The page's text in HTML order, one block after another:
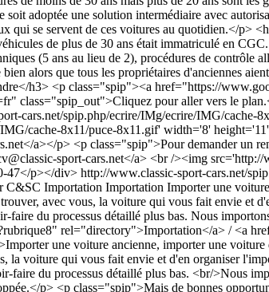
adoptée une solution intermédiaire avec
qui se servent de ces voitures au quotidien.</p>
de plus de 30 ans était immatriculé en
(5 ans au lieu de 2), procédures de contrôle
alors que tous les propriétaires d'anciennes
h3> <p class="spip"><a href="https://
class="spip_out">Cliquez pour aller vers le
cars.net/spip.php/ecrire/IMg/ecrire/IMG/cache-
cache-8x11/puce-8x11.gif' width='8'
</a></p> <p class="spip">Pour demander un
sport-cars.net</a> <br /><img src='http://
47</p></div> http://www.classic-sport-cars.net/
C&SC Importation Importation Importer une
avec vous, la voiture qui vous fait envie et
du processus détaillé plus bas. Nous
rel="directory">Importation</a> / <a
spip.php/ecrire/IMg/ecrire/IMG/cache-8x11/puce-8x11.gif' width='8' height='11' alt="-" /> Quelle voiture vous fait envie ? Une voiture de sport ? De quelle marque ?... <br /><img src='http://www.classic-sport-cars.net/spip.php/ecrire/IMg/ecrire/IMG/cache-8x11/puce-8x11.gif' width='8' height='11' alt="-" /> Quel est votre but ? Tous les intermédiaires existent entre vouloir rouler immédiatement et désirer entreprendre une restauration totale aboutissant à une "voiture neuve". <br /><img src='http://www.classic-sport-cars.net/spip.php/ecrire/IMg/ecrire/IMG/cache-8x11/puce-8x11.gif' width='8' height='11' alt="-" /> Quel est votre budget ? Point important s'il en est un.</p> <p class="spip">C'est ce qui nous permettra de déterminer ensemble la solution la plus adaptée et d'orienter la recherche. <br/> <br/> <strong class="spip">2 - Recherche de l'auto et propositions</strong></p> <p class="spip">Notre réseau permet une vaste recherche. Cette recherche explore aussi bien les sites professionnels, les vendeurs professionnels ou habituels que les ventes par les particuliers. <br/>Cette recherche va permettre de vous offrir un certain choix et de discuter avec vous des avantages et inconvénients de chaque voiture afin de cibler juste. <br/> <br/> <strong class="spip">3 - Négociation</strong></p> <p class="spip">Une fois le choix restreint nous nous occupons de la négociation au mieux de vos intérêts parce que notre but est que vous puissiez obtenir ce que vous voulez au meilleur prix. <br/> <br/> <strong class="spip">4 - Sécurisation de l'achat</strong></p> <p class="spip">Une fois l'état de la voiture vérifié et la négociation bouclée, en clair une fois qu'un accord a été trouvé entre le vendeur et vous, nous prenons toutes les assurances pour que cette importation se déroule sans accroc.</p> <p class="spip">En particulier nous nous assurons que : <br /><img src='http://www.classic-sport-cars.net/spip.php/ecrire/IMg/ecrire/IMG/cache-8x11/puce-8x11.gif' width='8' height='11' alt="-" /> La voiture existe bien, <br /><img src='http://www.classic-sport-cars.net/spip.php/ecrire/IMg/ecrire/IMG/cache-8x11/puce-8x11.gif' width='8' height='11' alt="-" /> Qu'elle appartient bien à celui qui la vend, <br /><img src='http://www.classic-sport-cars.net/spip.php/ecrire/IMg/ecrire/IMG/cache-8x11/puce-8x11.gif' width='8' height='11' alt="-" /> Qu'elle a bien ses papiers nécessaires à son importation et à son immatriculation en France, <br /><img src='http://www.classic-sport-cars.net/spip.php/ecrire/IMg/ecrire/IMG/cache-8x11/puce-8x11.gif' width='8' height='11' alt="-" /> Qu'elle est libre de toute hypothèque (équivalent du "non-gage"), <br /><img src='http://www.classic-sport-cars.net/spip.php/ecrire/IMg/ecrire/IMG/cache-8x11/puce-8x11.gif' width='8' height='11' alt="-" /> Que le paiement se déroule sans ennui. Cela nécessite en général un dépôt de garantie (deposit en anglais) et le paiement du solde (balance en anglais) par un virement bancaire. Ce mode de paiement donne la meilleure sécurité à la fois pour le vendeur et pour l'acheteur. <br/> <br/> <strong class="spip">5 - Organisation du transport</strong></p> <p class="spip">Nous avons des transporteurs habituels ce qui nous permet d'organiser facilement les transports (terrestre et maritime) et de bénéficier des meilleurs tarifs possibles.</p> <p class="spip">La voiture voyage, en règle générale, en conteneur fermé partagé ce qui est un peu plus cher, mais bien plus sûr qu'un chargement direct, surtout pour une voiture ancienne. <br/>Le conteneur est impératif pour un cabriolet. <br/>Le trajet maritime dure trois à quatre semaines. <br/>Le transport est formalisé par l'établissement d'un connaissement (bill of lading) qui donne les dates estimées de départ et d'arrivée du navire. <br/> <br/> <strong class="spip">6 - Formalités portuaires et de dédouanement</strong></p> <p class="spip">L'arrivée du conteneur au port s'accompagne d'un certain nombre